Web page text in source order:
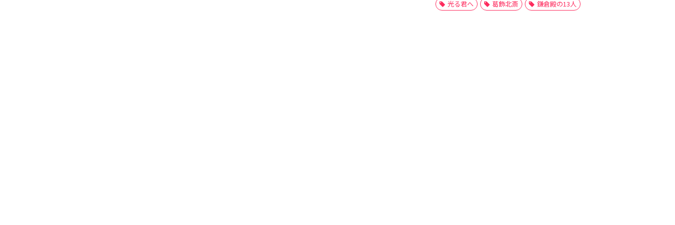
光る君へ 葛飾北斎 鎌倉殿の13人